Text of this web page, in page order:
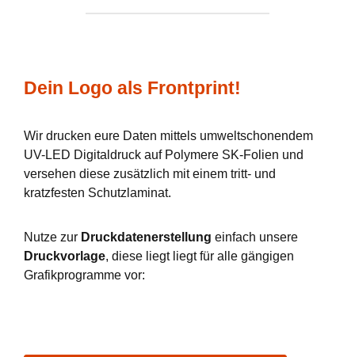
Dein Logo als Frontprint!
Wir drucken eure Daten mittels umweltschonendem
UV-LED Digitaldruck auf Polymere SK-Folien und
versehen diese zusätzlich mit einem tritt- und
kratzfesten Schutzlaminat.
Nutze zur Druckdatenerstellung einfach unsere
Druckvorlage, diese liegt liegt für alle gängigen
Grafikprogramme vor: